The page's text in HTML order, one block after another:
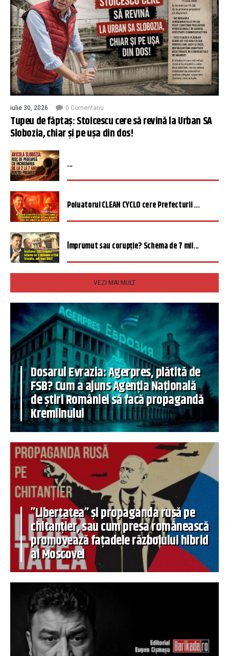
iulie 30, 2026 0 Comentariu
Tupeu de făptaș: Stoicescu cere să revină la Urban SA
Slobozia, chiar și pe ușa din dos!
...
Poluatorul CLEAN CYCLO cere Prefecturii ...
Împrumut sau corupție? Schema de 7 mil...
VEZI MAI MULT
Dosarul Evrazia: Agerpres, plătită de
FSB? Cum a ajuns Agenția Națională
de știri României să facă propagandă
Kremlinului
”Libertatea” și propaganda rusă pe
chitanțier, sau cum presa românească
promovează fațadele războiului hibrid
al Moscovei